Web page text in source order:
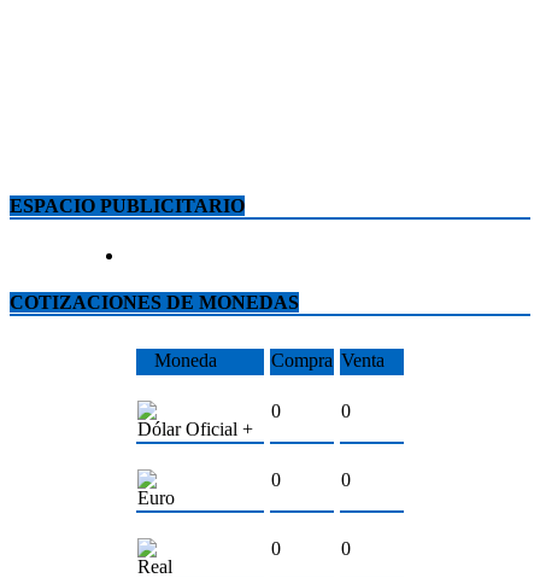
ESPACIO PUBLICITARIO
COTIZACIONES DE MONEDAS
Moneda Compra Venta
Dólar Oficial +
0 0
Euro
0 0
Real
0 0